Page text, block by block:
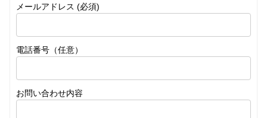
メールアドレス (必須)
電話番号（任意）
お問い合わせ内容